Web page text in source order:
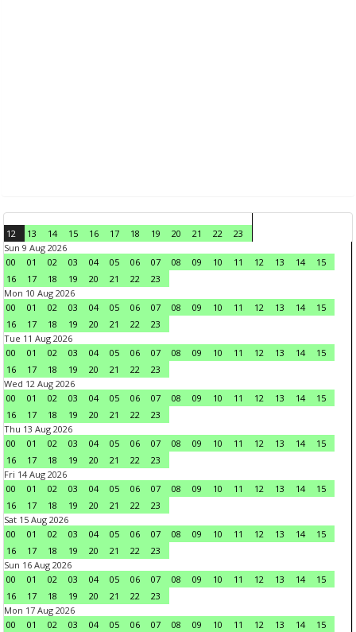
12 13 14 15 16 17 18 19 20 21 22
23
Sun 9 Aug 2026
00
01 02 03 04 05 06 07 08 09 10 11 12 13 14
15
16
17 18 19 20 21 22
23
Mon 10 Aug 2026
00
01 02 03 04 05 06 07 08 09 10 11 12 13 14
15
16
17 18 19 20 21 22
23
Tue 11 Aug 2026
00
01 02 03 04 05 06 07 08 09 10 11 12 13 14
15
16
17 18 19 20 21 22
23
Wed 12 Aug 2026
00
01 02 03 04 05 06 07 08 09 10 11 12 13 14
15
16
17 18 19 20 21 22
23
Thu 13 Aug 2026
00
01 02 03 04 05 06 07 08 09 10 11 12 13 14
15
16
17 18 19 20 21 22
23
Fri 14 Aug 2026
00
01 02 03 04 05 06 07 08 09 10 11 12 13 14
15
16
17 18 19 20 21 22
23
Sat 15 Aug 2026
00
01 02 03 04 05 06 07 08 09 10 11 12 13 14
15
16
17 18 19 20 21 22
23
Sun 16 Aug 2026
00
01 02 03 04 05 06 07 08 09 10 11 12 13 14
15
16
17 18 19 20 21 22
23
Mon 17 Aug 2026
00
01 02 03 04 05 06 07 08 09 10 11 12 13 14 15